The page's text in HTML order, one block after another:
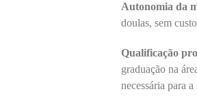
Autonomia da
doulas, sem
Qualificação
graduação na
necessária para